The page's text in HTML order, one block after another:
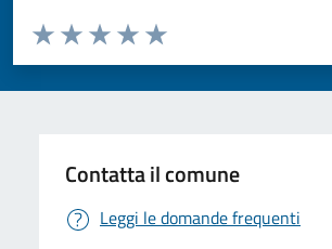
Valuta da 1 a 5 stelle la pagina
Valuta 5 stelle su 5
Valuta 4 stelle su 5
Valuta 3 stelle su 5
Valuta 2 stelle su 5
Valuta 1 stelle su 5
Contatta il comune
Leggi le domande frequenti